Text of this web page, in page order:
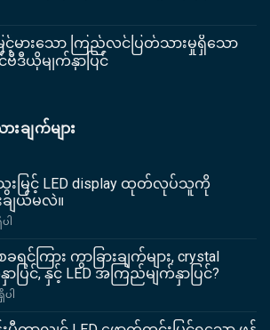
ြင့်မားသော ကြည်လင်ပြတ်သားမှုရှိသော
ဗီဒီယိုမျက်နှာပြင်
ချက်များ
မြင့် LED display ထုတ်လုပ်သူကို
ျယ်မလဲ။
ါ
မြင့်
LED
display
ထုတ်လုပ်သူ
ဘယ်လို
ရင်ကြား ကွာခြားချက်များ, crystal
ာပြင်, နှင့် LED အကြည်မျက်နှာပြင်?
ါ
ဖလင်